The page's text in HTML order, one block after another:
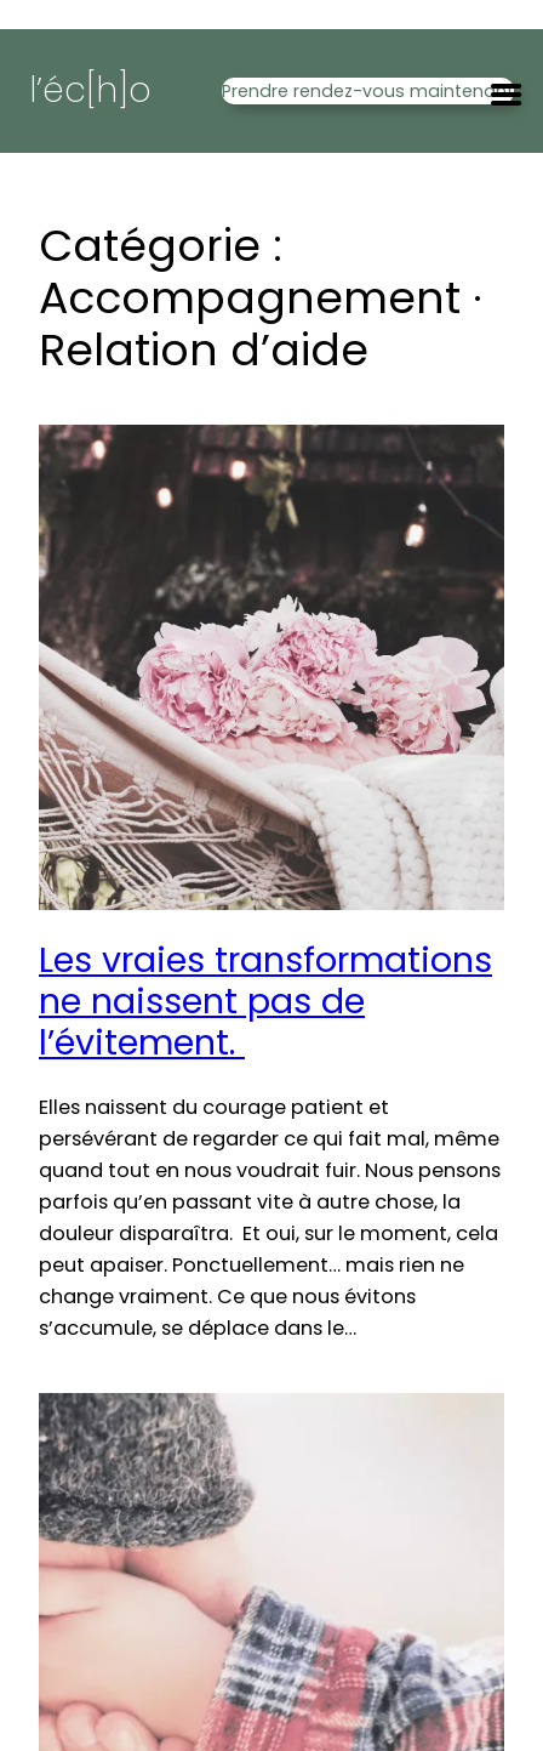
Aller
contenu
l’éc[h]o Prendre rendez-vous maintenant
Catégorie :
Accompagnement ·
Relation d’aide
Les vraies transformations
ne naissent pas de
l’évitement.
Elles naissent du courage patient et
persévérant de regarder ce qui fait mal, même
quand tout en nous voudrait fuir. Nous pensons
parfois qu’en passant vite à autre chose, la
douleur disparaîtra. Et oui, sur le moment, cela
peut apaiser. Ponctuellement… mais rien ne
change vraiment. Ce que nous évitons
s’accumule, se déplace dans le…